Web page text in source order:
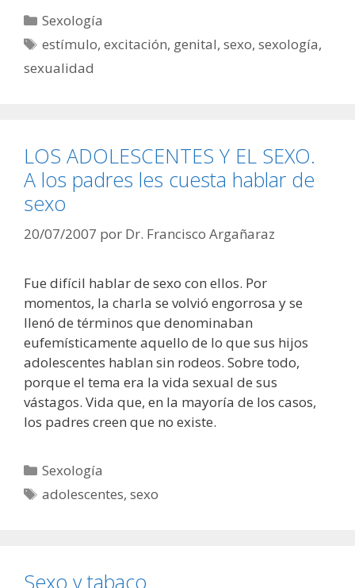
Categorías
Sexología
Etiquetas
estímulo,excitación, genital,sexo,sexología,
sexualidad
LOS ADOLESCENTES Y EL SEXO.
A los padres les cuesta hablar de
sexo
20/07/2007 por Dr. Francisco Argañaraz
Fue difícil hablar de sexo con ellos. Por
momentos, la charla se volvió engorrosa y se
llenó de términos que denominaban
eufemísticamente aquello de lo que sus hijos
adolescentes hablan sin rodeos. Sobre todo,
porque el tema era la vida sexual de sus
vástagos. Vida que, en la mayoría de los casos,
los padres creen que no existe.
Categorías
Sexología
Etiquetas
adolescentes,sexo
Sexo y tabaco